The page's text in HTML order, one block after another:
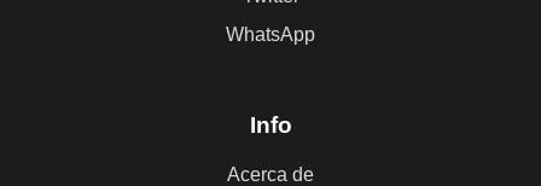
WhatsApp
Info
Acerca de